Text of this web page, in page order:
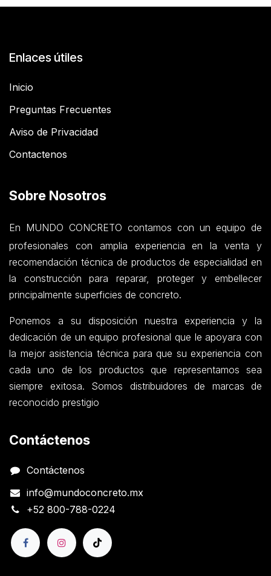
Enlaces útiles
Inicio
Preguntas Frecuentes
Aviso de Privacidad
Contactenos
Sobre Nosotros
En MUNDO CONCRETO contamos con un equipo de
profesionales con amplia experiencia en la venta y
recomendación técnica de productos de especialidad en
la construcción para reparar, proteger y embellecer
principalmente superficies de concreto.
Ponemos a su disposición nuestra experiencia y la
dedicación de un equipo profesional que le apoyara con
la mejor asistencia técnica para que su experiencia con
cada uno de los productos que representamos sea
siempre exitosa. Somos distribuidores de marcas de
reconocido prestigio
Contáctenos
Contáctenos
info@mundoconcreto.mx
+52 800-788-0224